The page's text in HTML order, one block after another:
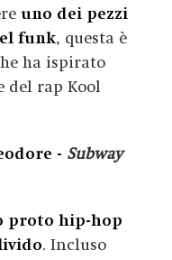
uno dei pezzi
funk, questa è
ha ispirato
del rap Kool
- Subway
proto hip-hop
. Incluso